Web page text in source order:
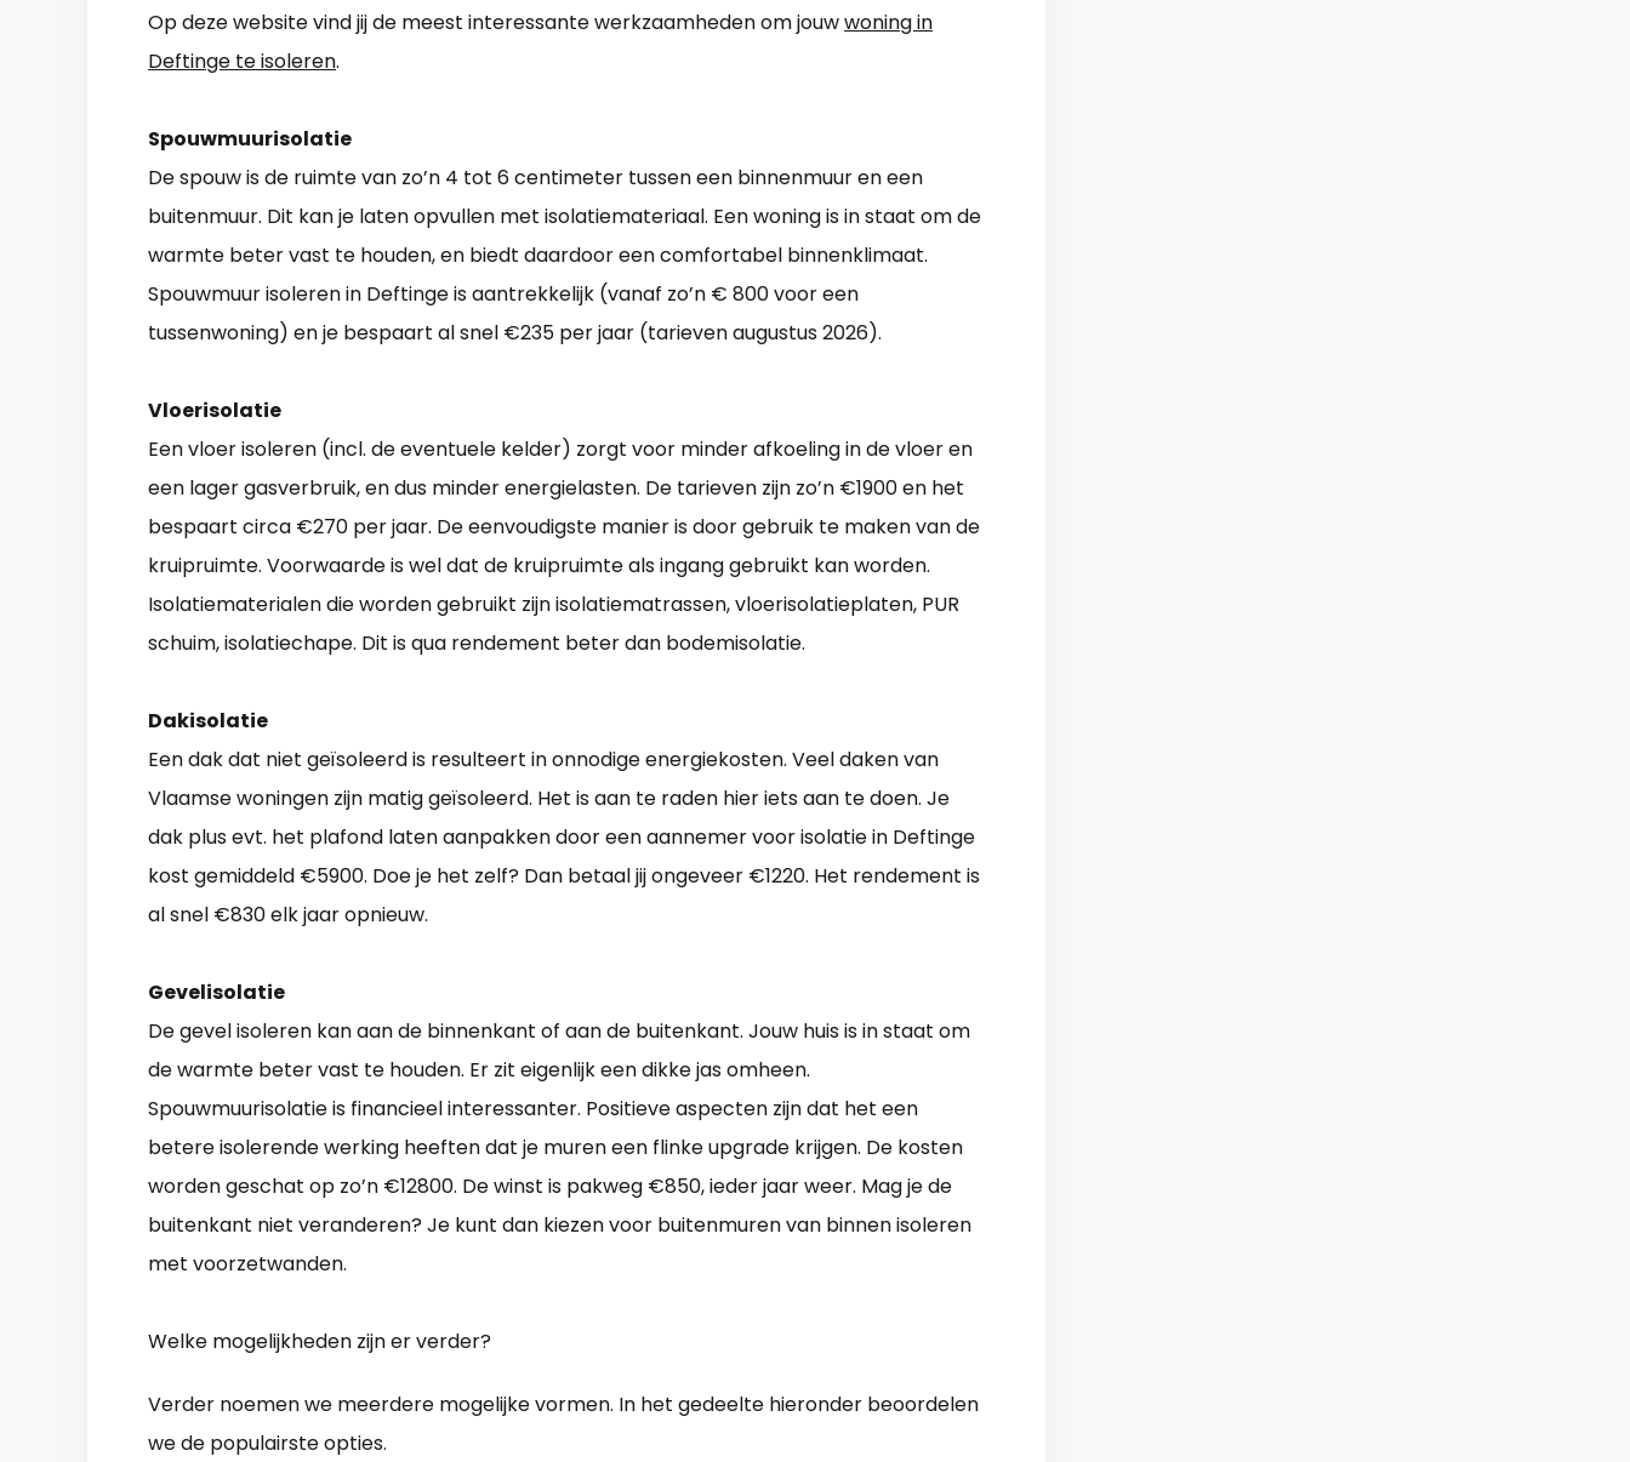
Op deze website vind jij de meest interessante werkzaamheden om jouwwoning in
Deftinge te isoleren.
Spouwmuurisolatie
De spouw is de ruimte van zo’n 4 tot 6 centimeter tussen een binnenmuur en een
buitenmuur. Dit kan je laten opvullen met isolatiemateriaal. Een woning is in staat om de
warmte beter vast te houden, en biedt daardoor een comfortabel binnenklimaat.
Spouwmuur isoleren in Deftinge is aantrekkelijk (vanaf zo’n € 800 voor een
tussenwoning) en je bespaart al snel €235 per jaar (tarieven augustus 2026).
Vloerisolatie
Een vloer isoleren (incl. de eventuele kelder) zorgt voor minder afkoeling in de vloer en
een lager gasverbruik, en dus minder energielasten. De tarieven zijn zo’n €1900 en het
bespaart circa €270 per jaar. De eenvoudigste manier is door gebruik te maken van de
kruipruimte. Voorwaarde is wel dat de kruipruimte als ingang gebruikt kan worden.
Isolatiematerialen die worden gebruikt zijn isolatiematrassen, vloerisolatieplaten, PUR
schuim, isolatiechape. Dit is qua rendement beter dan bodemisolatie.
Dakisolatie
Een dak dat niet geïsoleerd is resulteert in onnodige energiekosten. Veel daken van
Vlaamse woningen zijn matig geïsoleerd. Het is aan te raden hier iets aan te doen. Je
dak plus evt. het plafond laten aanpakken door een aannemer voor isolatie in Deftinge
kost gemiddeld €5900. Doe je het zelf? Dan betaal jij ongeveer €1220. Het rendement is
al snel €830 elk jaar opnieuw.
Gevelisolatie
De gevel isoleren kan aan de binnenkant of aan de buitenkant. Jouw huis is in staat om
de warmte beter vast te houden. Er zit eigenlijk een dikke jas omheen.
Spouwmuurisolatie is financieel interessanter. Positieve aspecten zijn dat het een
betere isolerende werking heeften dat je muren een flinke upgrade krijgen. De kosten
worden geschat op zo’n €12800. De winst is pakweg €850, ieder jaar weer. Mag je de
buitenkant niet veranderen? Je kunt dan kiezen voor buitenmuren van binnen isoleren
met voorzetwanden.
Welke mogelijkheden zijn er verder?
Verder noemen we meerdere mogelijke vormen. In het gedeelte hieronder beoordelen
we de populairste opties.